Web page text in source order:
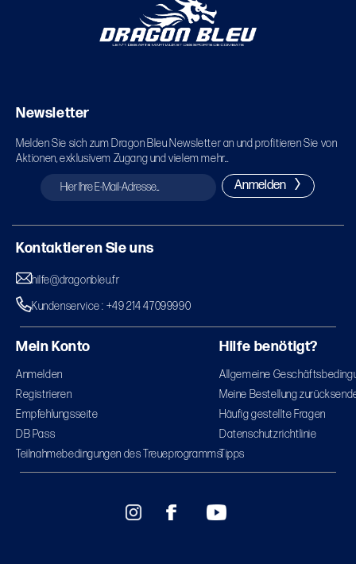
Newsletter
Melden Sie sich zum Dragon Bleu Newsletter an und profitieren Sie von
Aktionen, exklusivem Zugang und vielem mehr...
Anmelden
Kontaktieren Sie uns
hilfe@dragonbleu.fr
Kundenservice : +49 214 47099990
Mein Konto
Anmelden
Registrieren
Empfehlungsseite
DB Pass
Teilnahmebedingungen des Treueprogramms
Hilfe benötigt?
Allgemeine
Meine Bestellung
Häufig gestellte Fragen
Datenschutzrichtlinie
Tipps